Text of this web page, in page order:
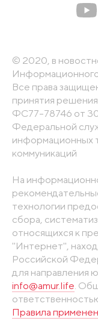
© 2020, в
Информационного
Все права
принятия
ФС77-78746 от 30
Федеральной
информационных
коммуникаций
На
технологии
сбора,
относящихся к
"Интернет",
Российской
для направления
info@amur.life .
Правила